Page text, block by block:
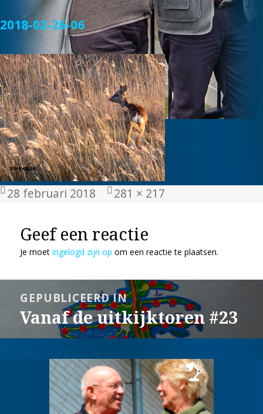
2018-02-26-06
Geplaatst
28 februari 2018
Volledige
281 × 217
Geef een reactie
Je moetingelogd zijn op om een reactie te plaatsen.
navigatieGEPUBLICEERD IN
Vanaf de uitkijktoren #23